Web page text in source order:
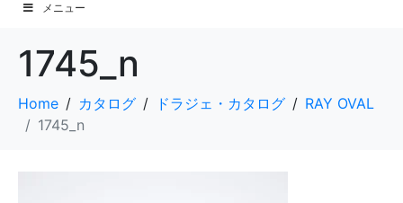
メニュー
1745_n
Home カタログ ドラジェ・カタログ
RAY OVAL
1745_n